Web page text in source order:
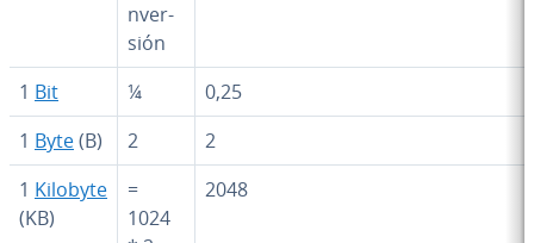
n­ve­r­
sión
1 Bit ¼
0,25
1 Byte(B) 2
2
1 Kilobyte
(KB)
=
1024
2048